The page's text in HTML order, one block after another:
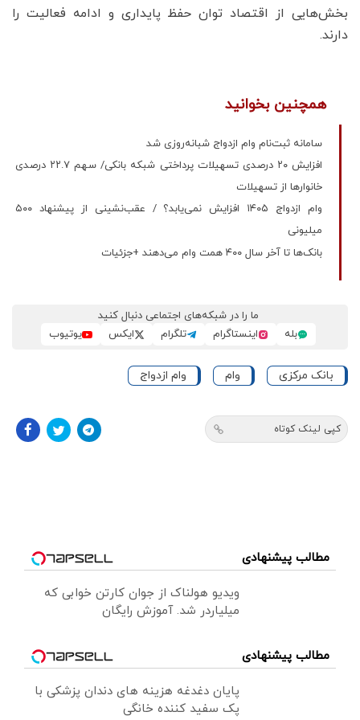
بخش‌هایی از اقتصاد توان حفظ پایداری و ادامه فعالیت را
دارند.
همچنین بخوانید
سامانه ثبت‌نام وام ازدواج شبانه‌روزی شد
افزایش ۲۰ درصدی تسهیلات پرداختی شبکه بانکی/ سهم ۲۲.۷ درصدی
خانوارها از تسهیلات
وام ازدواج ۱۴۰۵ افزایش نمی‌یابد؟ / عقب‌نشینی از پیشنهاد ۵۰۰
میلیونی
بانک‌ها تا آخر سال ۴۰۰ همت وام می‌دهند +جزئیات
ما را در شبکه‌های اجتماعی دنبال کنید
بله
اینستاگرام تلگرام ایکس یوتیوب
بانک مرکزی وام وام ازدواج
کپی لینک کوتاه
مطالب پیشنهادی
ویدیو هولناک از جوان کارتن خوابی که
میلیاردر شد. آموزش رایگان
مطالب پیشنهادی
پایان دغدغه هزینه های دندان پزشکی با
پک سفید کننده خانگی